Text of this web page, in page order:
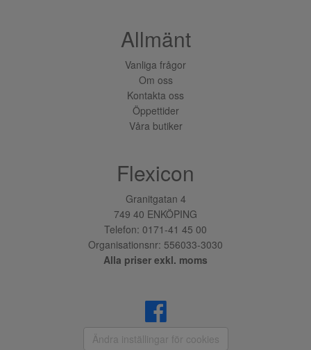
Allmänt
Vanliga frågor
Om oss
Kontakta oss
Öppettider
Våra butiker
Flexicon
Granitgatan 4
749 40 ENKÖPING
Telefon: 0171-41 45 00
Organisationsnr: 556033-3030
Alla priser exkl. moms
Ändra inställingar för cookies